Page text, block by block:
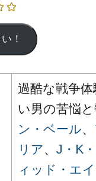
過酷な戦争
い男の苦悩
ン・ベール、
リア、 J・K
ィッド・エ